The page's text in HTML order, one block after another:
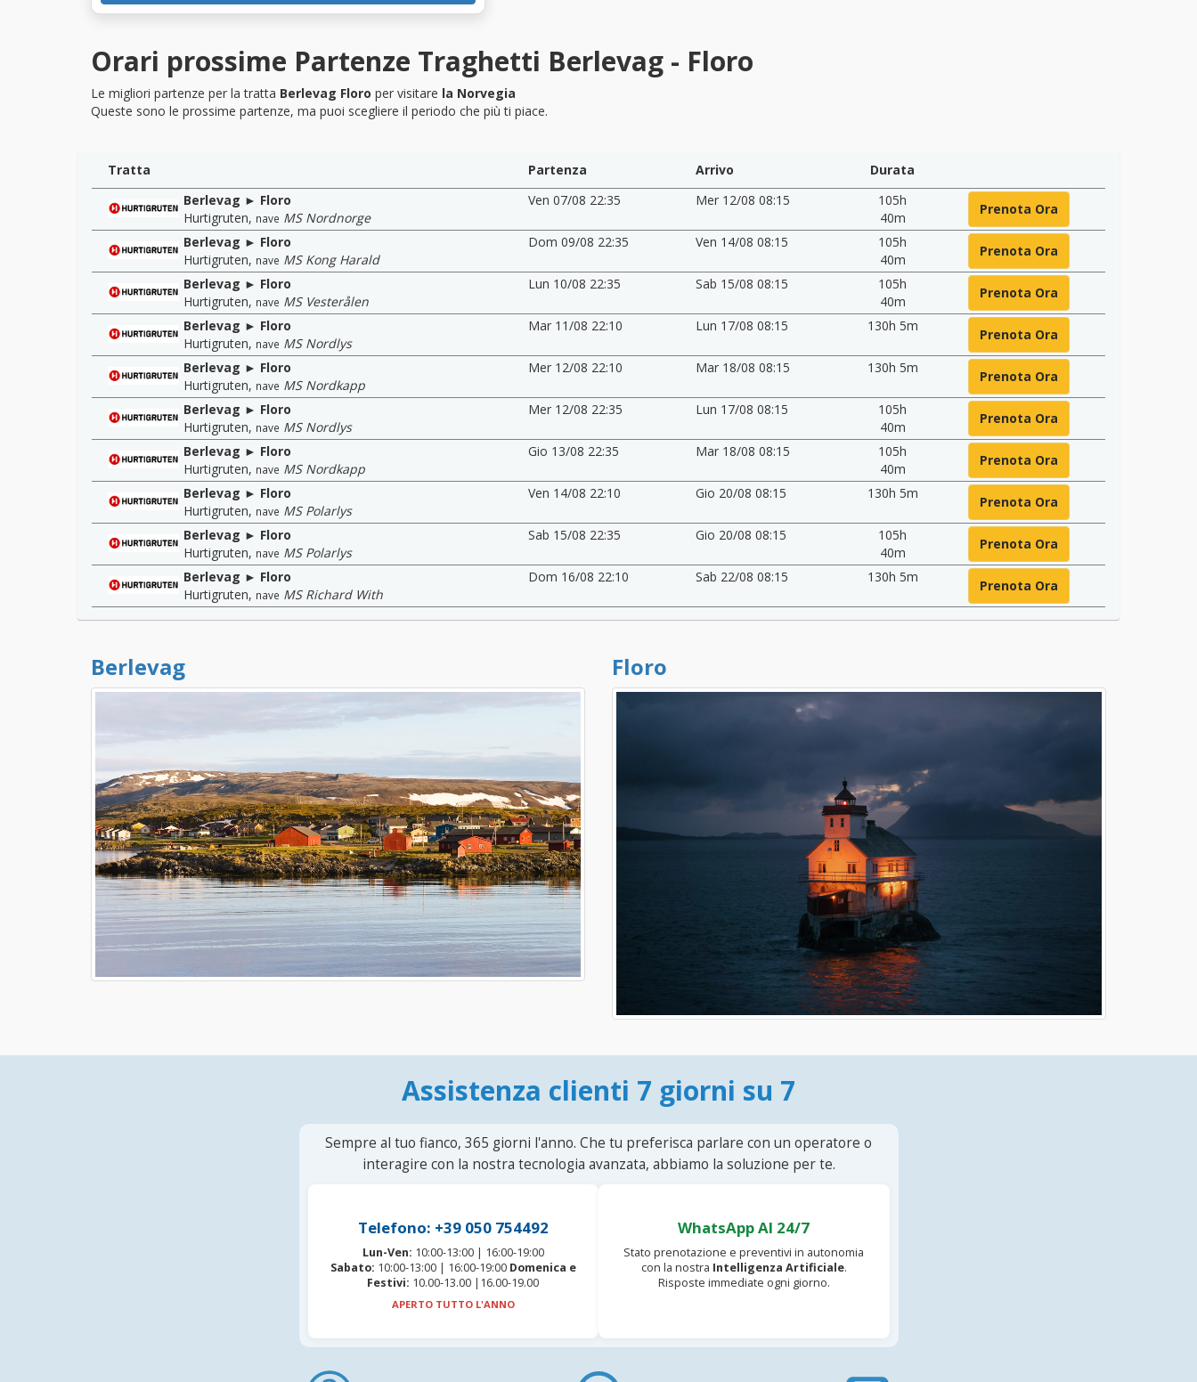
Orari prossime Partenze Traghetti Berlevag - Floro
Le migliori partenze per la tratta Berlevag Floro per visitare la Norvegia
Queste sono le prossime partenze, ma puoi scegliere il periodo che più ti piace.
Tratta Partenza Arrivo
Durata
Berlevag ► Floro
Hurtigruten, nave MS Nordnorge
Ven 07/08 22:35 Mer 12/08 08:15
105h
40m
Prenota Ora
Berlevag ► Floro
Hurtigruten, nave MS Kong Harald
Dom 09/08 22:35 Ven 14/08 08:15
105h
40m
Prenota Ora
Berlevag ► Floro
Hurtigruten, nave MS Vesterålen
Lun 10/08 22:35 Sab 15/08 08:15
105h
40m
Prenota Ora
Berlevag ► Floro
Hurtigruten, nave MS Nordlys
Mar 11/08 22:10 Lun 17/08 08:15 130h 5m
Prenota Ora
Berlevag ► Floro
Hurtigruten, nave MS Nordkapp
Mer 12/08 22:10 Mar 18/08 08:15 130h 5m
Prenota Ora
Berlevag ► Floro
Hurtigruten, nave MS Nordlys
Mer 12/08 22:35 Lun 17/08 08:15
105h
40m
Prenota Ora
Berlevag ► Floro
Hurtigruten, nave MS Nordkapp
Gio 13/08 22:35 Mar 18/08 08:15
105h
40m
Prenota Ora
Berlevag ► Floro
Hurtigruten, nave MS Polarlys
Ven 14/08 22:10 Gio 20/08 08:15 130h 5m
Prenota Ora
Berlevag ► Floro
Hurtigruten, nave MS Polarlys
Sab 15/08 22:35 Gio 20/08 08:15
105h
40m
Prenota Ora
Berlevag ► Floro
Hurtigruten, nave MS Richard With
Dom 16/08 22:10 Sab 22/08 08:15 130h 5m
Prenota Ora
Berlevag Floro
Assistenza clienti 7 giorni su 7
Sempre al tuo fianco, 365 giorni l'anno. Che tu preferisca parlare con un operatore o
interagire con la nostra tecnologia avanzata, abbiamo la soluzione per te.
Telefono: +39 050 754492
Lun-Ven: 10:00-13:00 | 16:00-19:00
Sabato: 10:00-13:00 | 16:00-19:00 Domenica e
Festivi: 10.00-13.00 |16.00-19.00
APERTO TUTTO L'ANNO
WhatsApp AI 24/7
Stato prenotazione e preventivi in autonomia
con la nostra Intelligenza Artificiale.
Risposte immediate ogni giorno.